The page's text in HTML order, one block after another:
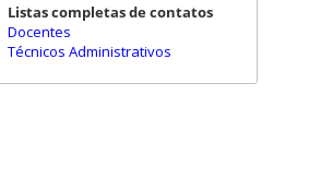
Listas completas de contatos
Docentes
Técnicos Administrativos